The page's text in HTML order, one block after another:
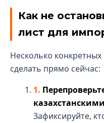
Как не
лист для
Несколько
сделать прямо сейчас:
Зафиксируйте,